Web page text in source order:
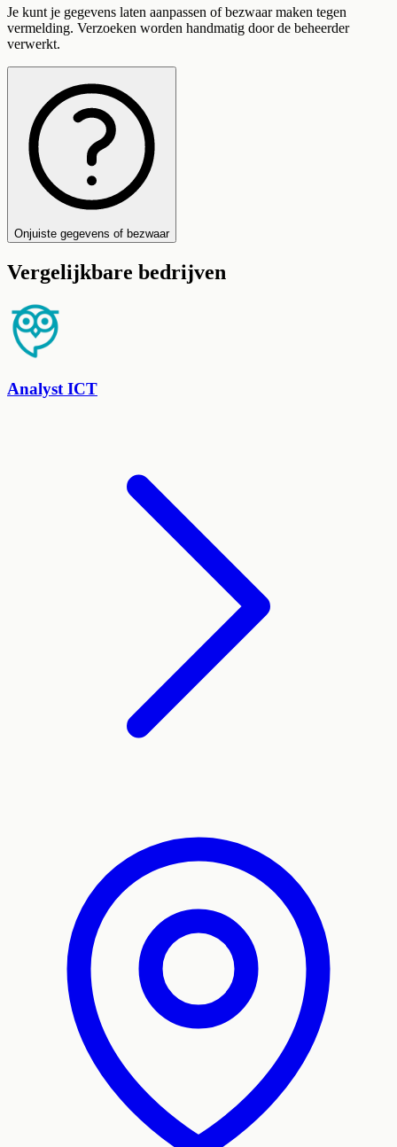
Je kunt je gegevens laten aanpassen of bezwaar maken tegen
vermelding. Verzoeken worden handmatig door de beheerder
verwerkt.
Onjuiste gegevens of bezwaar
Vergelijkbare bedrijven
Analyst ICT